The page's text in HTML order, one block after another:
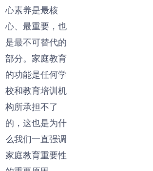
心素养是最核
心、最重要，也
是最不可替代的
部分。家庭教育
的功能是任何学
校和教育培训机
构所承担不了
的，这也是为什
么我们一直强调
家庭教育重要性